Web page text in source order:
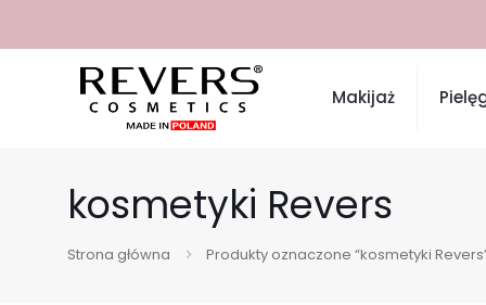
Makijaż
kosmetyki Revers
Strona główna Produkty oznaczone “kosmetyki